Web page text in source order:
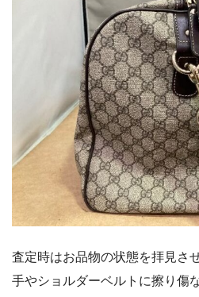
査定時はお品物の状態を拝見さ
手やショルダーベルトに擦り傷